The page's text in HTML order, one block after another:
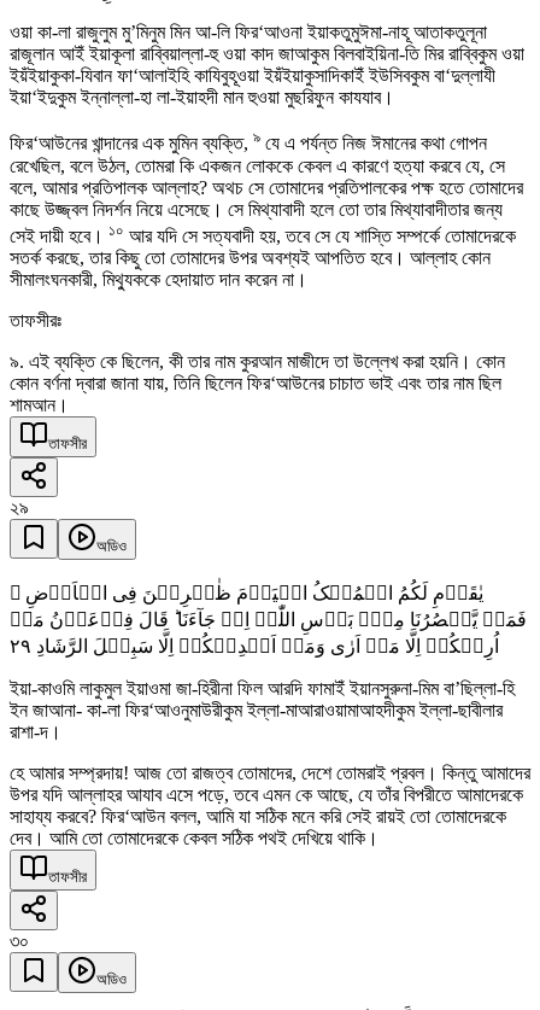
ওয়া কা-লা রাজুলুম মু’মিনুম মিন আ-লি ফির‘আওনা ইয়াকতুমুঈমা-নাহূ আতাকতুলূনা
রাজূলান আইঁ ইয়াকূলা রাব্বিয়াল্লা-হু ওয়া কাদ জাআকুম বিলবাইয়িনা-তি মির রাব্বিকুম ওয়া
ইয়ঁইয়াকুকা-যিবান ফা‘আলাইহি কাযিবুহূওয়া ইয়ঁইয়াকুসাদিকাইঁ ইউসিবকুম বা‘দুল্লাযী
ইয়া‘ইদুকুম ইন্নাল্লা-হা লা-ইয়াহদী মান হুওয়া মুছরিফুন কাযযাব।
ফির‘আউনের খান্দানের এক মুমিন ব্যক্তি, ৯ যে এ পর্যন্ত নিজ ঈমানের কথা গোপন
রেখেছিল, বলে উঠল, তোমরা কি একজন লোককে কেবল এ কারণে হত্যা করবে যে, সে
বলে, আমার প্রতিপালক আল্লাহ? অথচ সে তোমাদের প্রতিপালকের পক্ষ হতে তোমাদের
কাছে উজ্জ্বল নিদর্শন নিয়ে এসেছে। সে মিথ্যাবাদী হলে তো তার মিথ্যাবাদীতার জন্য
সেই দায়ী হবে। ১০ আর যদি সে সত্যবাদী হয়, তবে সে যে শাস্তি সম্পর্কে তোমাদেরকে
সতর্ক করছে, তার কিছু তো তোমাদের উপর অবশ্যই আপতিত হবে। আল্লাহ কোন
সীমালংঘনকারী, মিথ্যুককে হেদায়াত দান করেন না।
তাফসীরঃ
৯. এই ব্যক্তি কে ছিলেন, কী তার নাম কুরআন মাজীদে তা উল্লেখ করা হয়নি। কোন
কোন বর্ণনা দ্বারা জানা যায়, তিনি ছিলেন ফির‘আউনের চাচাত ভাই এবং তার নাম ছিল
শামআন।
তাফসীর
২৯
অডিও
یٰقَوۡمِ لَکُمُ الۡمُلۡکُ الۡیَوۡمَ ظٰہِرِیۡنَ فِی الۡاَرۡضِ ۫
فَمَنۡ یَّنۡصُرُنَا مِنۡۢ بَاۡسِ اللّٰہِ اِنۡ جَآءَنَا ؕ قَالَ فِرۡعَوۡنُ مَاۤ
اُرِیۡکُمۡ اِلَّا مَاۤ اَرٰی وَمَاۤ اَہۡدِیۡکُمۡ اِلَّا سَبِیۡلَ الرَّشَادِ ٢٩
ইয়া-কাওমি লাকুমুল ইয়াওমা জা-হিরীনা ফিল আরদি ফামাইঁ ইয়ানসুরুনা-মিম বা’ছিল্লা-হি
ইন জাআনা- কা-লা ফির‘আওনুমাউরীকুম ইল্লা-মাআরাওয়ামাআহদীকুম ইল্লা-ছাবীলার
রাশা-দ।
হে আমার সম্প্রদায়! আজ তো রাজত্ব তোমাদের, দেশে তোমরাই প্রবল। কিন্তু আমাদের
উপর যদি আল্লাহর আযাব এসে পড়ে, তবে এমন কে আছে, যে তাঁর বিপরীতে আমাদেরকে
সাহায্য করবে? ফির‘আউন বলল, আমি যা সঠিক মনে করি সেই রায়ই তো তোমাদেরকে
দেব। আমি তো তোমাদেরকে কেবল সঠিক পথই দেখিয়ে থাকি।
তাফসীর
৩০
অডিও